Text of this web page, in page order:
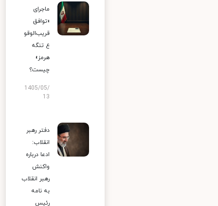
ماجرای
«توافق
قریب‌الوقو
ع تنگه
هرمز»
چیست؟
1405/05/
13
دفتر رهبر
انقلاب:
ادعا درباره
واکنش
رهبر انقلاب
به نامه
رئیس